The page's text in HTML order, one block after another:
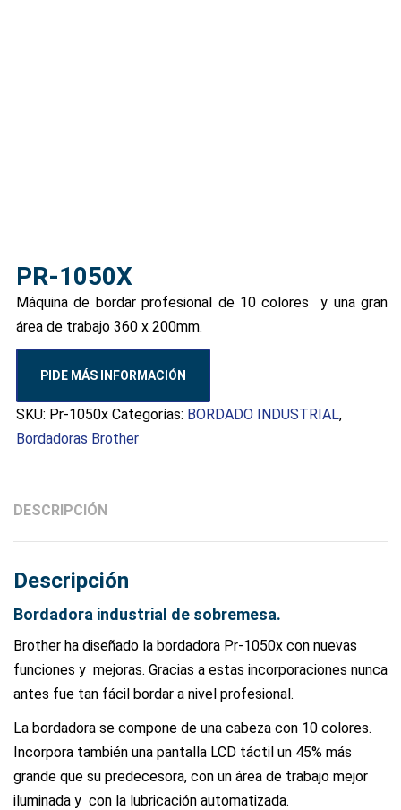
PR-1050X
Máquina de bordar profesional de 10 colores y una gran
área de trabajo 360 x 200mm.
PIDE MÁS INFORMACIÓN
SKU: Pr-1050x Categorías: BORDADO INDUSTRIAL,
Bordadoras Brother
DESCRIPCIÓN
Descripción
Bordadora industrial de sobremesa.
Brother ha diseñado la bordadora Pr-1050x con nuevas
funciones y mejoras. Gracias a estas incorporaciones nunca
antes fue tan fácil bordar a nivel profesional.
La bordadora se compone de una cabeza con 10 colores.
Incorpora también una pantalla LCD táctil un 45% más
grande que su predecesora, con un área de trabajo mejor
iluminada y con la lubricación automatizada.